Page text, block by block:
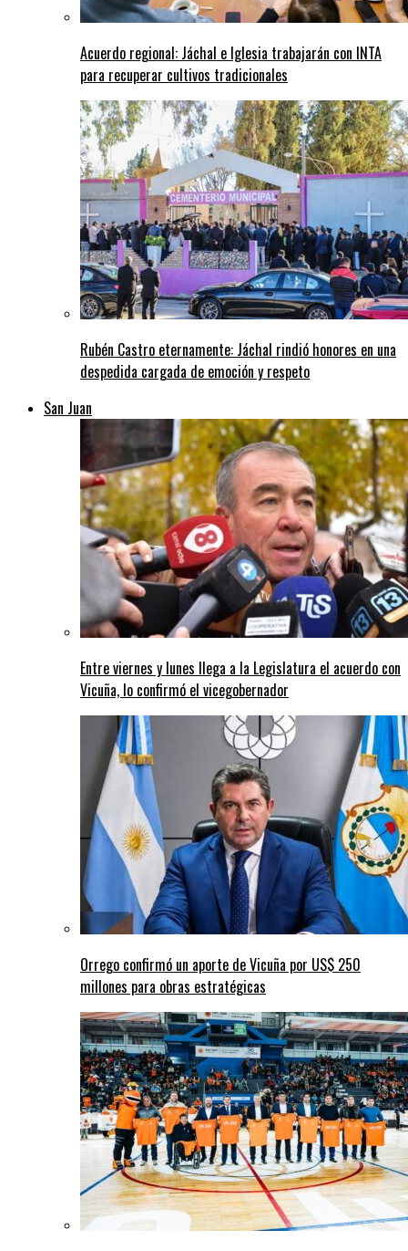
Acuerdo regional: Jáchal e Iglesia trabajarán con INTA
para recuperar cultivos tradicionales
Rubén Castro eternamente: Jáchal rindió honores en una
despedida cargada de emoción y respeto
San Juan
Entre viernes y lunes llega a la Legislatura el acuerdo con
Vicuña, lo confirmó el vicegobernador
Orrego confirmó un aporte de Vicuña por US$ 250
millones para obras estratégicas